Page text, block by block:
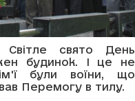
свято День
будинок. І це не
були воїни, що
Перемогу в тилу.